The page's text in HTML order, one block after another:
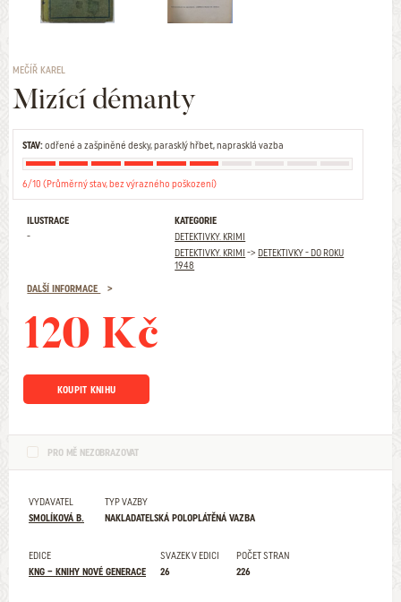
MEČÍŘ KAREL
Mizící démanty
STAV:odřené a zašpiněné desky, parasklý hřbet, naprasklá vazba
6/10 (Průměrný stav, bez výrazného poškození)
ILUSTRACE
-
KATEGORIE
DETEKTIVKY. KRIMI
DETEKTIVKY. KRIMI ->DETEKTIVKY - DO ROKU
1948
DALŠÍ INFORMACE
120 Kč
KOUPIT KNIHU
PRO MĚ NEZOBRAZOVAT
VYDAVATEL
SMOLÍKOVÁ B.
TYP VAZBY
NAKLADATELSKÁ POLOPLÁTĚNÁ VAZBA
EDICE
KNG – KNIHY NOVÉ GENERACE
SVAZEK V EDICI
26
POČET STRAN
226